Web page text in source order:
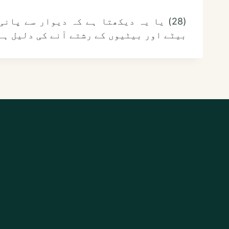
(28) یا یہ دیکھتا ہے کہ دیوار سے
بیٹے اور بیٹیوں کے رشتے آنے کی دلیل